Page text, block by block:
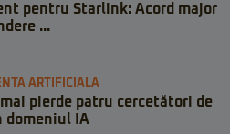
pentru Starlink: Acord major
...
ARTIFICIALA
mai pierde patru cercetători de
domeniul IA